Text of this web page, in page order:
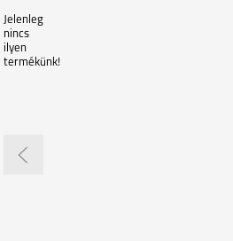
Jelenleg
nincs
ilyen
termékünk!